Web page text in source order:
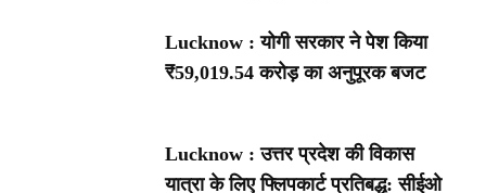
Lucknow : योगी सरकार ने पेश किया
₹59,019.54 करोड़ का अनुपूरक बजट
Lucknow : उत्तर प्रदेश की विकास
यात्रा के लिए फ्लिपकार्ट प्रतिबद्ध: सीईओ